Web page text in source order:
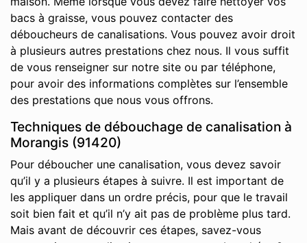
bacs à graisse, vous pouvez contacter des
déboucheurs de canalisations. Vous pouvez avoir droit
à plusieurs autres prestations chez nous. Il vous suffit
de vous renseigner sur notre site ou par téléphone,
pour avoir des informations complètes sur l’ensemble
des prestations que nous vous offrons.
Techniques de débouchage de canalisation à
Morangis (91420)
Pour déboucher une canalisation, vous devez savoir
qu’il y a plusieurs étapes à suivre. Il est important de
les appliquer dans un ordre précis, pour que le travail
soit bien fait et qu’il n’y ait pas de problème plus tard.
Mais avant de découvrir ces étapes, savez-vous